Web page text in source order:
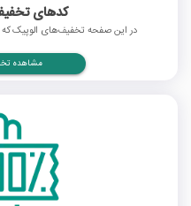
کدهای
در این صفحه تخفیف‌های الوپیک که
مشاهده